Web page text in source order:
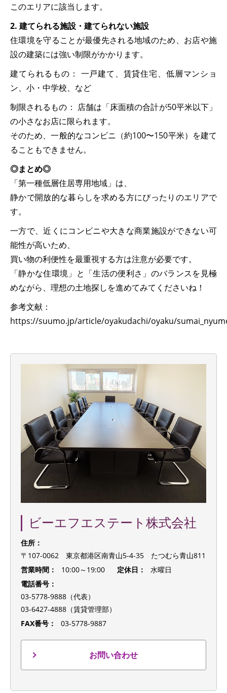
このエリアに該当します。
2. 建てられる施設・建てられない施設
住環境を守ることが最優先される地域のため、お店や施
設の建築には強い制限がかかります。
建てられるもの： 一戸建て、賃貸住宅、低層マンショ
ン、小・中学校、など
制限されるもの： 店舗は「床面積の合計が50平米以下」
の小さなお店に限られます。
そのため、一般的なコンビニ（約100〜150平米）を建て
ることもできません。
◎まとめ◎
「第一種低層住居専用地域」は、
静かで開放的な暮らしを求める方にぴったりのエリアで
す。
一方で、近くにコンビニや大きな商業施設ができない可
能性が高いため、
買い物の利便性を最重視する方は注意が必要です。
「静かな住環境」と「生活の便利さ」のバランスを見極
めながら、理想の土地探しを進めてみてくださいね！
参考文献：
https://suumo.jp/article/oyakudachi/oyaku/
ビーエフエステート株式会社
住所：
〒107-0062 東京都港区南青山5-4-35 たつむら青山811
営業時間：
10:00～19:00 定休日：
水曜日
電話番号：
03-5778-9888（代表）
03-6427-4888（賃貸管理部）
FAX番号：
03-5778-9887
お問い合わせ